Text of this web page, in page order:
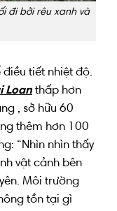
đi bởi rêu xanh và
điều tiết nhiệt độ.
Loan thấp hơn
, sở hữu 60
thêm hơn 100
“Nhìn nhìn thấy
vật cảnh bên
. Môi trường
tồn tại gì